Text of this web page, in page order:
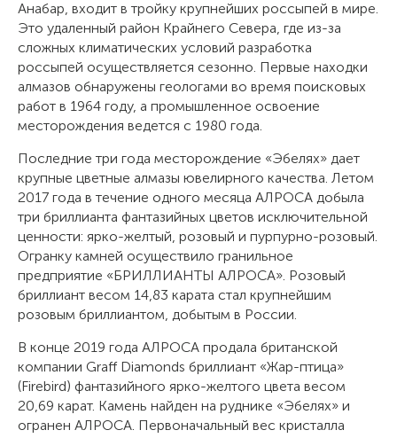
Анабар, входит в тройку крупнейших россыпей в мире.
Это удаленный район Крайнего Севера, где из-за
сложных климатических условий разработка
россыпей осуществляется сезонно. Первые находки
алмазов обнаружены геологами во время поисковых
работ в 1964 году, а промышленное освоение
месторождения ведется с 1980 года.
Последние три года месторождение «Эбелях» дает
крупные цветные алмазы ювелирного качества. Летом
2017 года в течение одного месяца АЛРОСА добыла
три бриллианта фантазийных цветов исключительной
ценности: ярко-желтый, розовый и пурпурно-розовый.
Огранку камней осуществило гранильное
предприятие «БРИЛЛИАНТЫ АЛРОСА». Розовый
бриллиант весом 14,83 карата стал крупнейшим
розовым бриллиантом, добытым в России.
В конце 2019 года АЛРОСА продала британской
компании Graff Diamonds бриллиант «Жар-птица»
(Firebird) фантазийного ярко-желтого цвета весом
20,69 карат. Камень найден на руднике «Эбелях» и
огранен АЛРОСА. Первоначальный вес кристалла